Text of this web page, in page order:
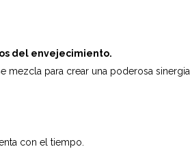
del envejecimiento.
mezcla para crear una poderosa sinergia.
con el tiempo.